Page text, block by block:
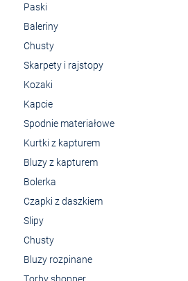
Paski
Baleriny
Chusty
Skarpety i rajstopy
Kozaki
Kapcie
Spodnie materiałowe
Kurtki z kapturem
Bluzy z kapturem
Bolerka
Czapki z daszkiem
Slipy
Chusty
Bluzy rozpinane
Torby shopper